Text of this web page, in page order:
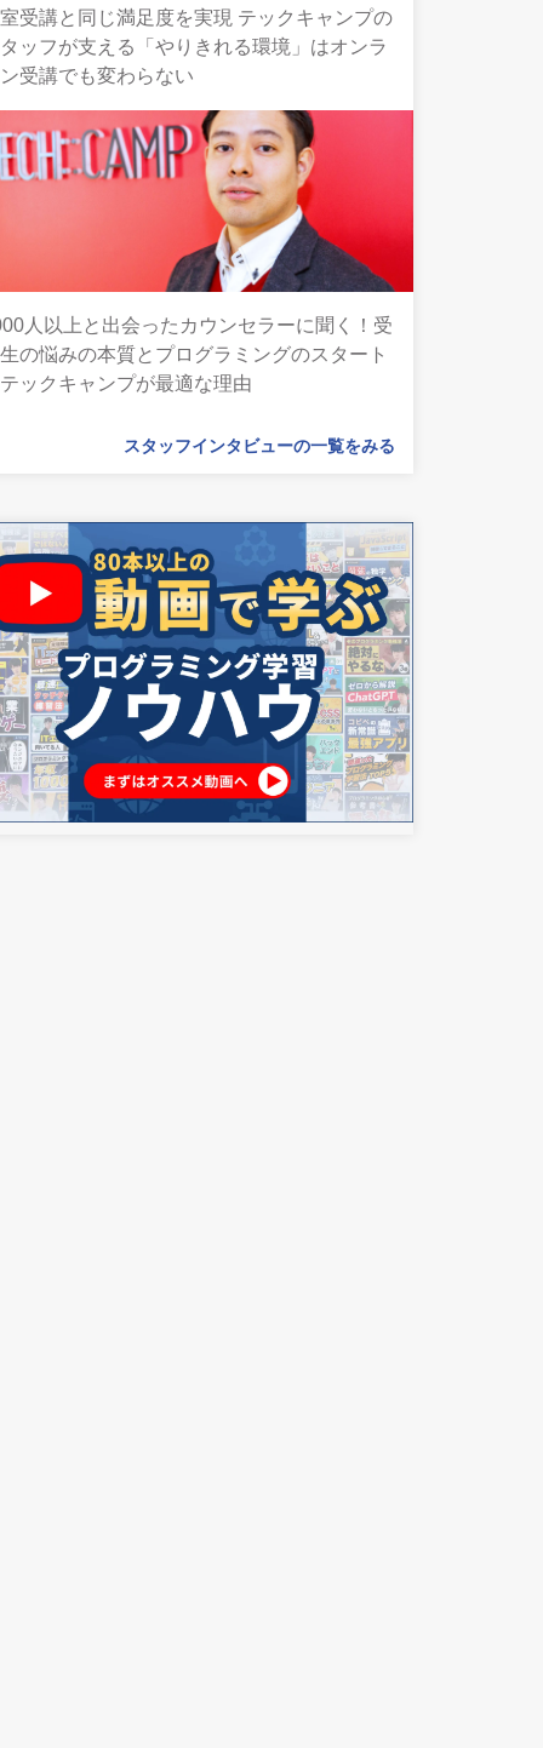
受講と同じ満足度を実現 テックキャンプの
ッフが支える「やりきれる環境」はオンラ
受講でも変わらない
人以上と出会ったカウンセラーに聞く！受
の悩みの本質とプログラミングのスタート
ックキャンプが最適な理由
スタッフインタビューの一覧をみる